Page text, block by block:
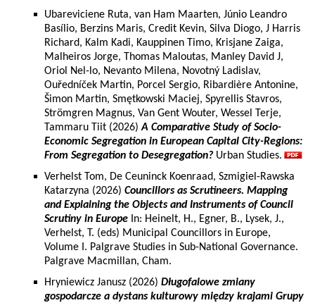
Ubareviciene Ruta, van Ham Maarten, Júnio Leandro
Basílio, Berzins Maris, Credit Kevin, Silva Diogo, J Harris
Richard, Kalm Kadi, Kauppinen Timo, Krisjane Zaiga,
Malheiros Jorge, Thomas Maloutas, Manley David J,
Oriol Nel-lo, Nevanto Milena, Novotný Ladislav,
Ouředníček Martin, Porcel Sergio, Ribardière Antonine,
Šimon Martin, Smętkowski Maciej, Spyrellis Stavros,
Strömgren Magnus, Van Gent Wouter, Wessel Terje,
Tammaru Tiit (2026)A Comparative Study of Socio-
Economic Segregation in European Capital City-Regions:
From Segregation to Desegregation? Urban Studies.
Verhelst Tom, De Ceuninck Koenraad, Szmigiel-Rawska
Katarzyna (2026) Councillors as Scrutineers. Mapping
and Explaining the Objects and Instruments of Council
Scrutiny in Europe In: Heinelt, H., Egner, B., Lysek, J.,
Verhelst, T. (eds) Municipal Councillors in Europe,
Volume I. Palgrave Studies in Sub-National Governance.
Palgrave Macmillan, Cham.
Hryniewicz Janusz (2026) Długofalowe zmiany
gospodarcze a dystans kulturowy między krajami Grupy